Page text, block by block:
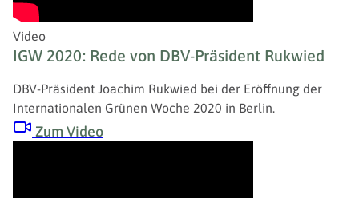
Video
IGW 2020: Rede von DBV-Präsident Rukwied
DBV-Präsident Joachim Rukwied bei der Eröffnung der
Internationalen Grünen Woche 2020 in Berlin.
Zum Video